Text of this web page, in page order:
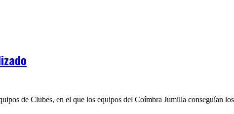
de Clubes, en el que los equipos del Coímbra Jumilla conseguían